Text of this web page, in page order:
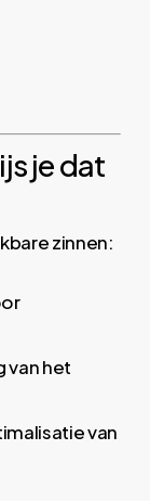
je dat
zinnen:
van het
van